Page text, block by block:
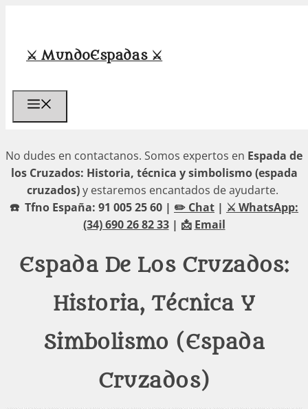
contenido
⚔️ MundoEspadas ⚔️
No dudes en contactanos. Somos expertos en Espada de
los Cruzados: Historia, técnica y simbolismo (espada
cruzados)y estaremos encantados de ayudarte.
☎️ Tfno España: 91 005 25 60 | ✏️ Chat | ⚔️ WhatsApp:
(34) 690 26 82 33| 📩 Email
Espada De Los Cruzados:
Historia, Técnica Y
Simbolismo (espada
Cruzados)